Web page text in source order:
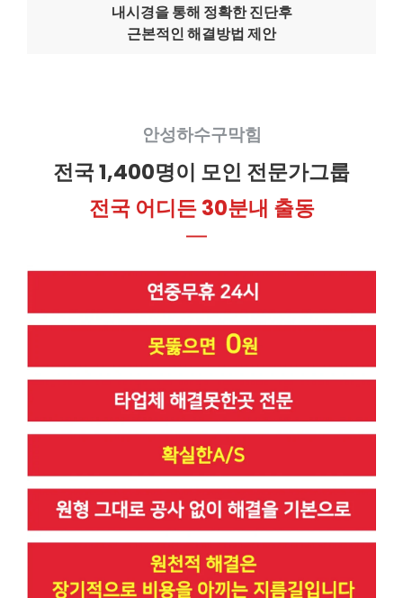
내시경을 통해 정확한 진단후
근본적인 해결방법 제안
안성하수구막힘
전국 1,400명이 모인 전문가그룹
전국 어디든 30분내 출동